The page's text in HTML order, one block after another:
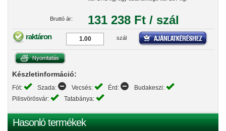
Bruttó ár: 131 238 Ft / szál
raktáron szál
Készletinformáció:
Fót: Szada: Vecsés: Érd:
Budakeszi:
Pilisvörösvár:
Tatabánya:
Hasonló termékek